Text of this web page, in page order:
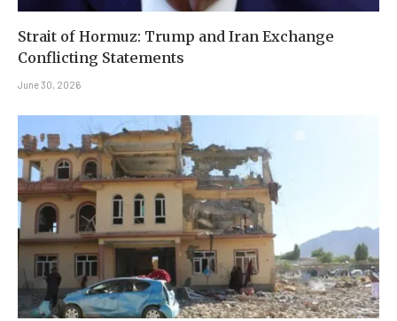
Strait of Hormuz: Trump and Iran Exchange
Conflicting Statements
June 30, 2026